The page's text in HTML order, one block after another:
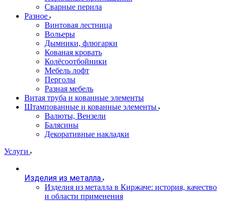
Сварные перила
Разное
Винтовая лестница
Вольеры
Дымники, флюгарки
Кованая кровать
Колёсоотбойники
Мебель лофт
Перголы
Разная мебель
Витая труба и кованные элементы
Штампованные и кованные элементы
Валюты, Вензели
Балясины
Декоративные накладки
Услуги
Изделия из металла
Изделия из металла в Киржаче: история, качество
и области применения